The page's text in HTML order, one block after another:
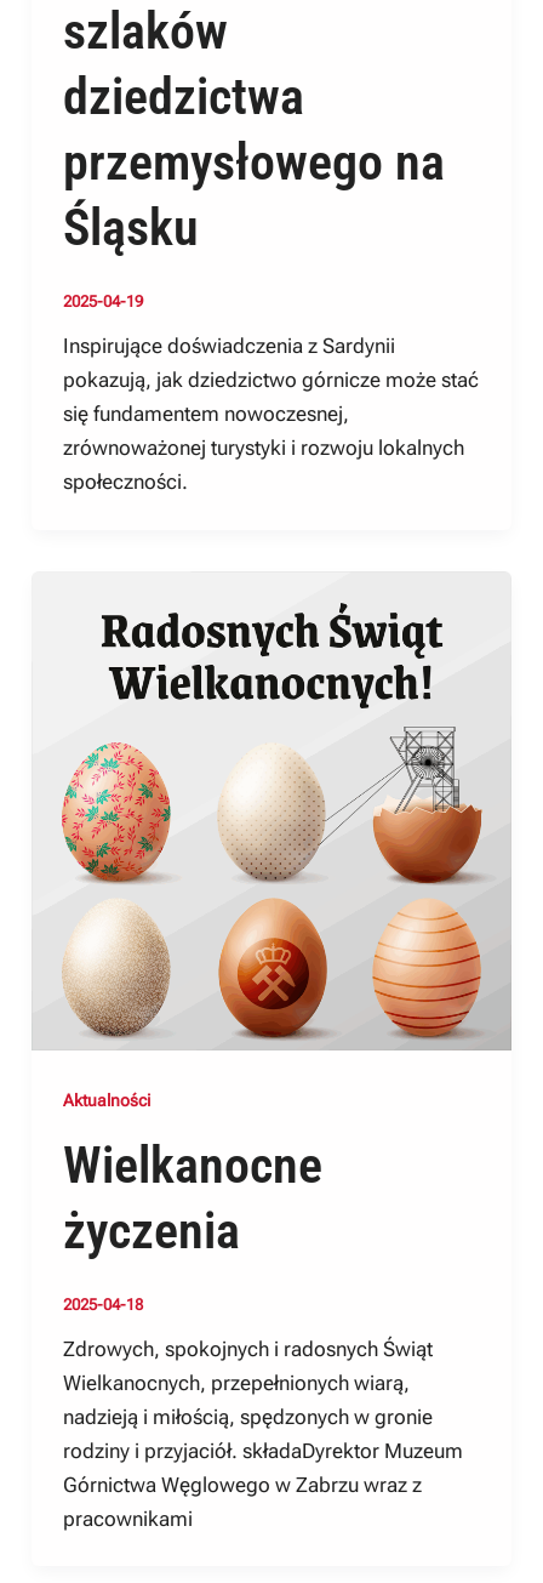
szlaków
dziedzictwa
przemysłowego na
Śląsku
2025-04-19
Inspirujące doświadczenia z Sardynii
pokazują, jak dziedzictwo górnicze może stać
się fundamentem nowoczesnej,
zrównoważonej turystyki i rozwoju lokalnych
społeczności.
Aktualności
Wielkanocne
życzenia
2025-04-18
Zdrowych, spokojnych i radosnych Świąt
Wielkanocnych, przepełnionych wiarą,
nadzieją i miłością, spędzonych w gronie
rodziny i przyjaciół. składaDyrektor Muzeum
Górnictwa Węglowego w Zabrzu wraz z
pracownikami